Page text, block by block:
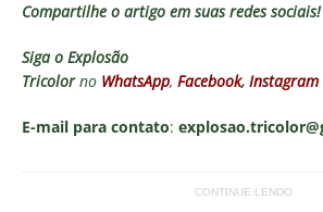
Compartilhe o artigo em suas redes sociais!
Siga o Explosão
Tricolorno WhatsApp, Facebook, Instagram
E-mail para contato:
CONTINUE LENDO